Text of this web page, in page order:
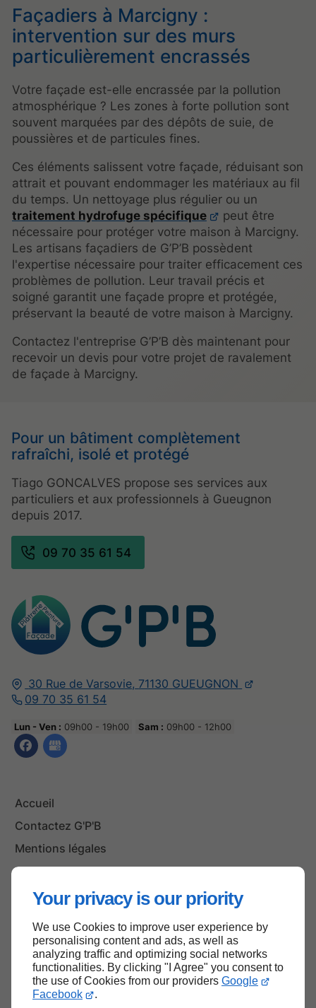
Your privacy is our priority
We use Cookies to improve user experience by
personalising content and ads, as well as
analyzing traffic and optimizing social networks
functionalities. By clicking "I Agree" you consent to
the use of Cookies from our providers Google
Facebook
.
Façadiers à Marcigny :
intervention sur des murs
particulièrement encrassés
Votre façade est-elle encrassée par la pollution
atmosphérique ? Les zones à forte pollution sont
souvent marquées par des dépôts de suie, de
poussières et de particules fines.
Ces éléments salissent votre façade, réduisant son
attrait et pouvant endommager les matériaux au fil
du temps. Un nettoyage plus régulier ou un
traitement hydrofuge spécifique
peut être
nécessaire pour protéger votre maison à Marcigny.
Les artisans façadiers de G’P’B possèdent
l'expertise nécessaire pour traiter efficacement ces
problèmes de pollution. Leur travail précis et
soigné garantit une façade propre et protégée,
préservant la beauté de votre maison à Marcigny.
Contactez l'entreprise G’P’B dès maintenant pour
recevoir un devis pour votre projet de ravalement
de façade à Marcigny.
30 Rue de Varsovie, 71130 GUEUGNON
09 70 35 61 54
Lun - Ven : 09h00 - 19h00 Sam : 09h00 - 12h00
Accueil
Contactez G'P'B
Mentions légales
Plan du site
Pour un bâtiment complètement
rafraîchi, isolé et protégé
Tiago GONCALVES propose ses services aux
particuliers et aux professionnels à Gueugnon
depuis 2017.
09 70 35 61 54
Haut de page